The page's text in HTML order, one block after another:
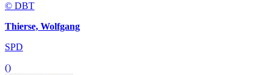
© DBT
Thierse, Wolfgang
SPD
()